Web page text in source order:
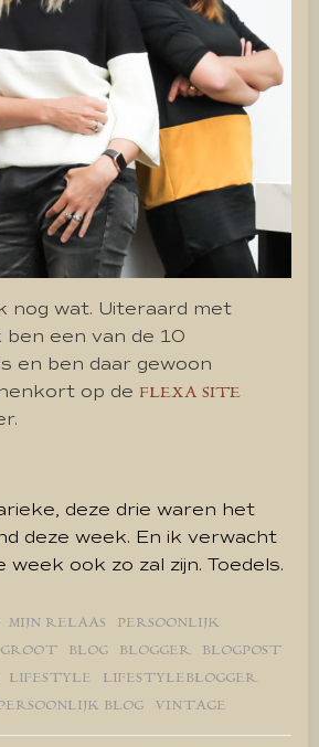
nog wat. Uiteraard met
ben een van de 10
en ben daar gewoon
op de FLEXA SITE
deze drie waren het
deze week. En ik verwacht
ook zo zal zijn. Toedels.
MIJN RELAAS PERSOONLIJK
BLOG BLOGGER
BLOGPOST
LIFESTYLE
LIFESTYLEBLOGGER
BLOG VINTAGE